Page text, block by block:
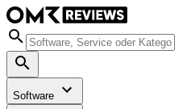
Software